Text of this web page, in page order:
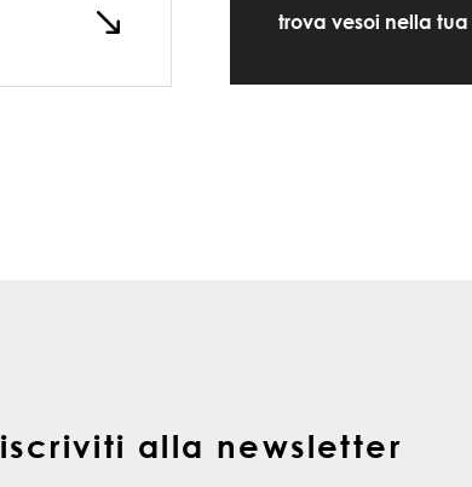
trova vesoi nella
iscriviti alla newsletter